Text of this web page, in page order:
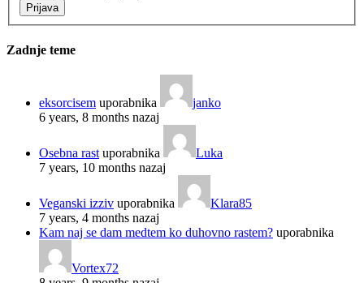
Prijava
Zadnje teme
eksorcisem uporabnika
janko
6 years, 8 months nazaj
Osebna rast uporabnika
Luka
7 years, 10 months nazaj
Veganski izziv uporabnika
Klara85
7 years, 4 months nazaj
Kam naj se dam medtem ko duhovno rastem? uporabnika
Vortex72